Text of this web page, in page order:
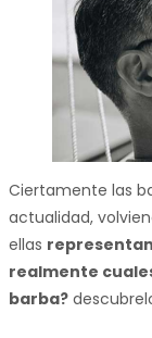
Ciertamente las
actualidad,
ellas
realmente
barba?